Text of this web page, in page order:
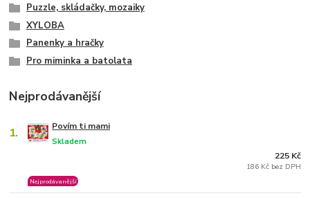
Puzzle, skládačky, mozaiky
XYLOBA
Panenky a hračky
Pro miminka a batolata
Nejprodávanější
1. Povím ti mami
Skladem
Nejprodávanější
225 Kč
186 Kč bez DPH